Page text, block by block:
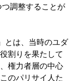
調整することが
とは、当時のユダ
割りを果たして
権力者層の中心
のパリサイ人た